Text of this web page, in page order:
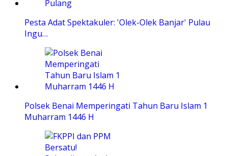
Pesta Adat Spektakuler: 'Olek-Olek Banjar' Pulau
Ingu…
Polsek Benai Memperingati Tahun Baru Islam 1
Muharram 1446 H